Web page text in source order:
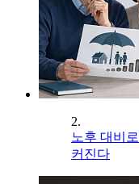
2.
노후 대비
커진다